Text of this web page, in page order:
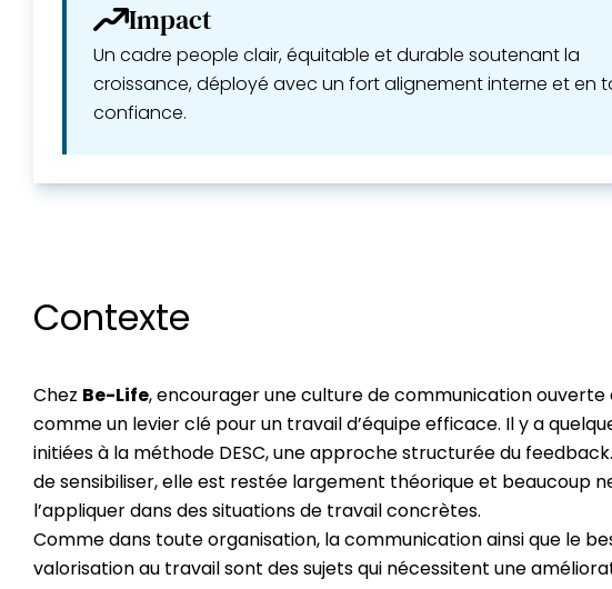
Impact
Un cadre people clair, équitable et durable soutenant la
croissance, déployé avec un fort alignement interne et en
confiance.
Contexte
Chez Be-Life, encourager une culture de communication
comme un levier clé pour un travail d’équipe efficace. Il y a
initiées à la méthode DESC, une approche structurée du
de sensibiliser, elle est restée largement théorique et beaucoup
l’appliquer dans des situations de travail concrètes.
Comme dans toute organisation, la communication ainsi que le
valorisation au travail sont des sujets qui nécessitent une